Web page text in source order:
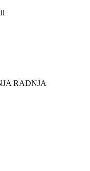
RADNJA